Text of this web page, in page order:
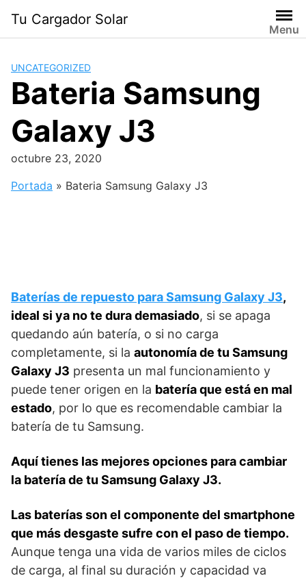
contenido
Tu Cargador Solar
Menu
UNCATEGORIZED
Bateria Samsung
Galaxy J3
octubre 23, 2020
Portada » Bateria Samsung Galaxy J3
Baterías de repuesto para Samsung Galaxy J3,
ideal si ya no te dura demasiado, si se apaga
quedando aún batería, o si no carga
completamente, si la autonomía de tu Samsung
Galaxy J3 presenta un mal funcionamiento y
puede tener origen en la batería que está en mal
estado, por lo que es recomendable cambiar la
batería de tu Samsung.
Aquí tienes las mejores opciones para cambiar
la batería de tu Samsung Galaxy J3.
Las baterías son el componente del smartphone
que más desgaste sufre con el paso de tiempo.
Aunque tenga una vida de varios miles de ciclos
de carga, al final su duración y capacidad va